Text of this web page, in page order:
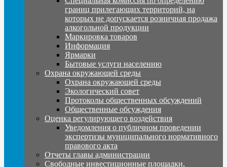
границ прилегающих территорий, на
которых не допускается розничная продажа
алкогольной продукции
Маркировка товаров
Информация
Ярмарки
Бытовые услуги населению
Охрана окружающей среды
Охрана окружающей среды
Экологический совет
Протоколы общественных обсуждений
Общественные обсуждения
Оценка регулирующего воздействия
Уведомления о публичном проведении
экспертизы муниципального нормативного
правового акта
Отчеты главы администрации
Свободные инвестиционные площадки,